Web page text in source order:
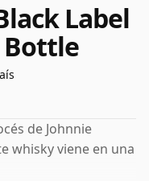
Label
Bottle
de Johnnie
whisky viene en una